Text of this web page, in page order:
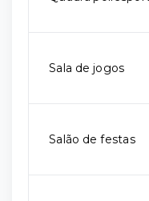
Sala de jogos
Salão de festas